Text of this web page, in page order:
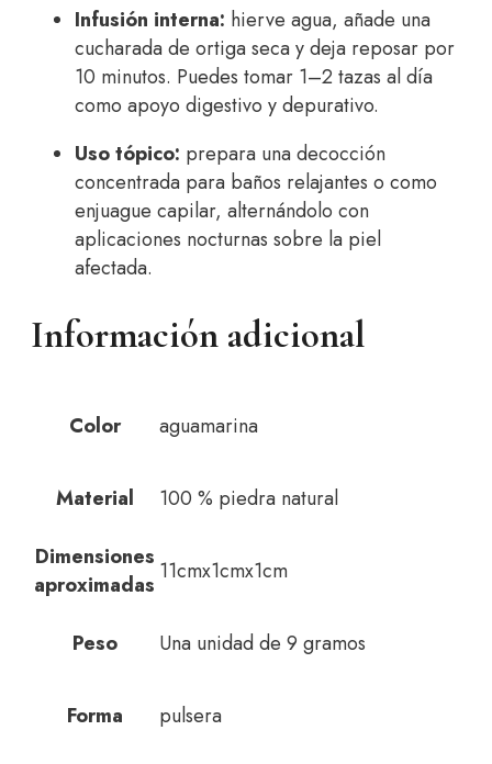
Infusión interna: hierve agua, añade una
cucharada de ortiga seca y deja reposar por
10 minutos. Puedes tomar 1–2 tazas al día
como apoyo digestivo y depurativo.
Uso tópico: prepara una decocción
concentrada para baños relajantes o como
enjuague capilar, alternándolo con
aplicaciones nocturnas sobre la piel
afectada.
Información adicional
Color aguamarina
Material 100 % piedra natural
Dimensiones
aproximadas 11cmx1cmx1cm
Peso Una unidad de 9 gramos
Forma pulsera